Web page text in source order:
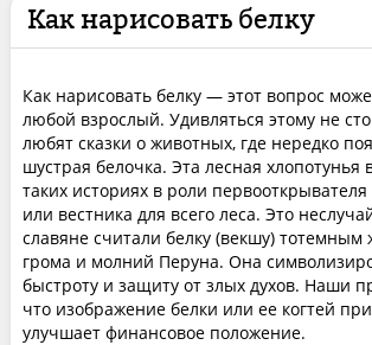
Как нарисовать белку
Как нарисовать белку — этот вопрос
любой взрослый. Удивляться этому не
любят сказки о животных, где нередко
шустрая белочка. Эта лесная хлопотунья
таких историях в роли
или вестника для всего леса. Это
славяне считали белку (векшу) тотемным
грома и молний Перуна. Она
быстроту и защиту от злых духов. Наши
что изображение белки или ее когтей
улучшает финансовое положение.